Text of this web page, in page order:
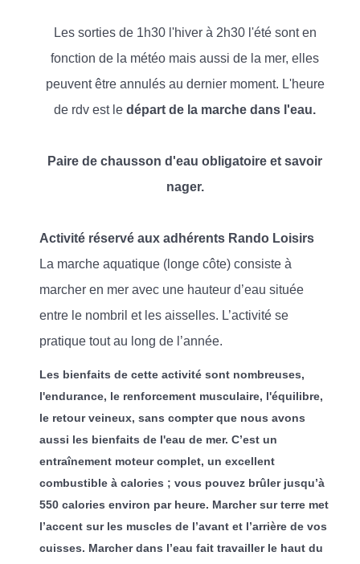
Les sorties de 1h30 l'hiver à 2h30 l'été sont en
fonction de la météo mais aussi de la mer, elles
peuvent être annulés au dernier moment. L'heure
de rdv est le départ de la marche dans l'eau.
Paire de chausson d'eau obligatoire et savoir
nager.
Activité réservé aux adhérents Rando Loisirs
La marche aquatique (longe côte) consiste à
marcher en mer avec une hauteur d’eau située
entre le nombril et les aisselles. L’activité se
pratique tout au long de l’année.
Les bienfaits de cette activité sont nombreuses,
l'endurance, le renforcement musculaire, l'équilibre,
le retour veineux, sans compter que nous avons
aussi les bienfaits de l'eau de mer. C’est un
entraînement moteur complet, un excellent
combustible à calories ; vous pouvez brûler jusqu’à
550 calories environ par heure. Marcher sur terre met
l’accent sur les muscles de l’avant et l’arrière de vos
cuisses. Marcher dans l’eau fait travailler le haut du